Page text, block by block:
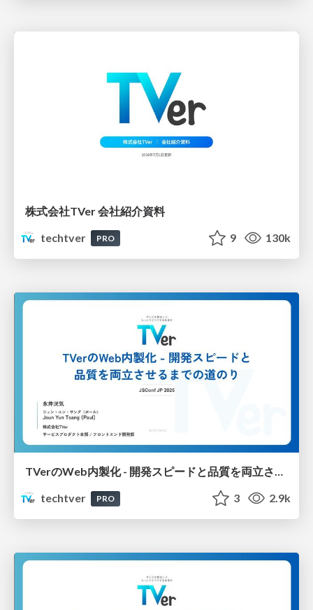
株式会社TVer 会社紹介資料
techtver
PRO 9 130k
TVerのWeb内製化 - 開発スピードと品質を両立させるまでの道のり
techtver
PRO 3 2.9k